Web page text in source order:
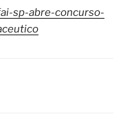
sp-abre-concurso-